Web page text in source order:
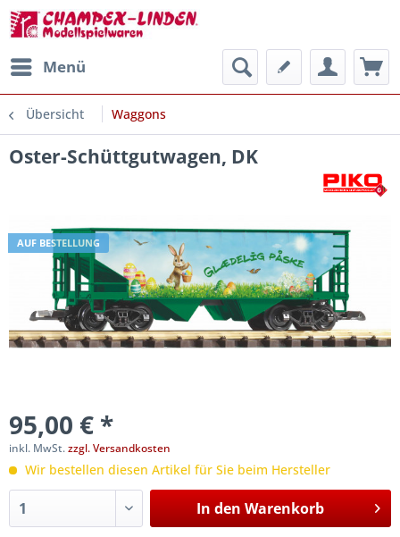
Menü
Übersicht Waggons
Oster-Schüttgutwagen, DK
AUF BESTELLUNG
95,00 € *
inkl. MwSt.zzgl. Versandkosten
Wir bestellen diesen Artikel für Sie beim Hersteller
In den Warenkorb